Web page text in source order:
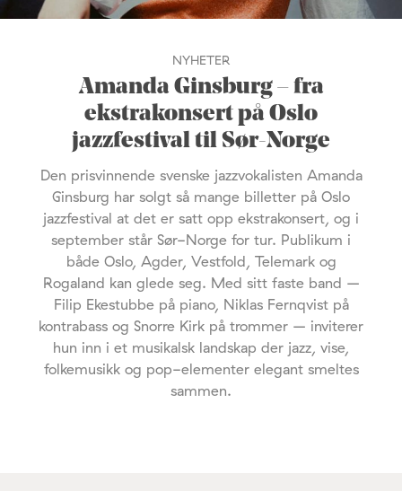
NYHETER
Amanda Ginsburg – fra
ekstrakonsert på Oslo
jazzfestival til Sør-Norge
Den prisvinnende svenske jazzvokalisten Amanda
Ginsburg har solgt så mange billetter på Oslo
jazzfestival at det er satt opp ekstrakonsert, og i
september står Sør-Norge for tur. Publikum i
både Oslo, Agder, Vestfold, Telemark og
Rogaland kan glede seg. Med sitt faste band –
Filip Ekestubbe på piano, Niklas Fernqvist på
kontrabass og Snorre Kirk på trommer – inviterer
hun inn i et musikalsk landskap der jazz, vise,
folkemusikk og pop-elementer elegant smeltes
sammen.